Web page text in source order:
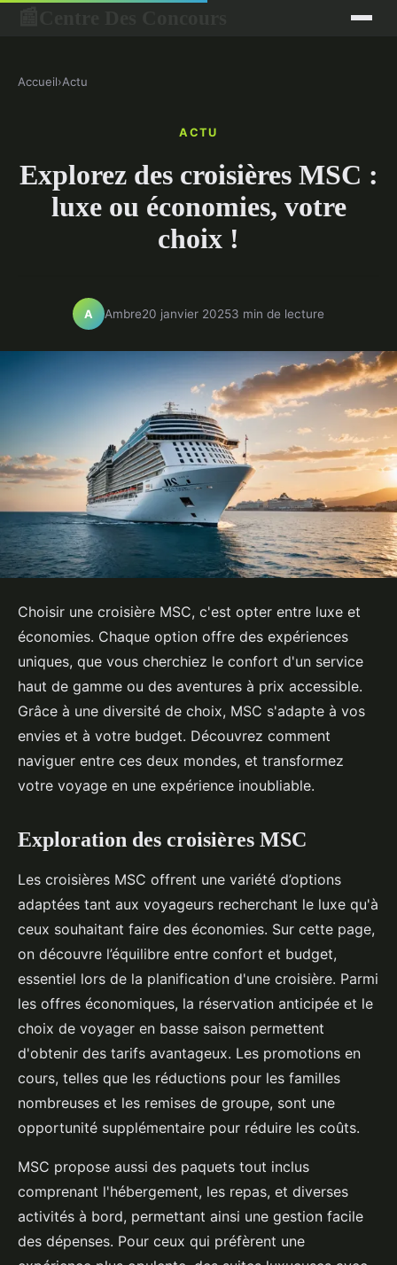
Accueil›Actu
ACTU
Explorez des croisières MSC :
luxe ou économies, votre
choix !
A Ambre20 janvier 20253 min de lecture
Choisir une croisière MSC, c'est opter entre luxe et
économies. Chaque option offre des expériences
uniques, que vous cherchiez le confort d'un service
haut de gamme ou des aventures à prix accessible.
Grâce à une diversité de choix, MSC s'adapte à vos
envies et à votre budget. Découvrez comment
naviguer entre ces deux mondes, et transformez
votre voyage en une expérience inoubliable.
Exploration des croisières MSC
Les croisières MSC offrent une variété d’options
adaptées tant aux voyageurs recherchant le luxe qu'à
ceux souhaitant faire des économies. Sur cette page,
on découvre l’équilibre entre confort et budget,
essentiel lors de la planification d'une croisière. Parmi
les offres économiques, la réservation anticipée et le
choix de voyager en basse saison permettent
d'obtenir des tarifs avantageux. Les promotions en
cours, telles que les réductions pour les familles
nombreuses et les remises de groupe, sont une
opportunité supplémentaire pour réduire les coûts.
MSC propose aussi des paquets tout inclus
comprenant l'hébergement, les repas, et diverses
activités à bord, permettant ainsi une gestion facile
des dépenses. Pour ceux qui préfèrent une